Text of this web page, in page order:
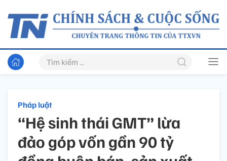
Pháp luật
“Hệ sinh thái GMT” lừa
đảo góp vốn gần 90 tỷ